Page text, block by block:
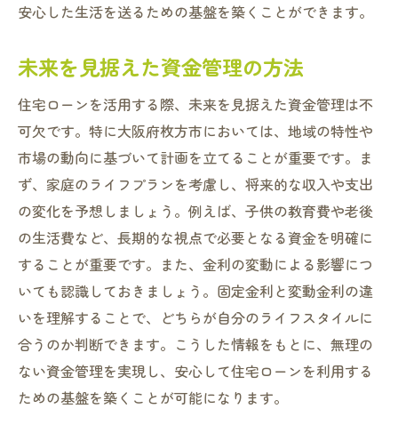
安心した生活を送るための基盤を築くことができます。
未来を見据えた資金管理の方法
住宅ローンを活用する際、未来を見据えた資金管理は不
可欠です。特に大阪府枚方市においては、地域の特性や
市場の動向に基づいて計画を立てることが重要です。ま
ず、家庭のライフプランを考慮し、将来的な収入や支出
の変化を予想しましょう。例えば、子供の教育費や老後
の生活費など、長期的な視点で必要となる資金を明確に
することが重要です。また、金利の変動による影響につ
いても認識しておきましょう。固定金利と変動金利の違
いを理解することで、どちらが自分のライフスタイルに
合うのか判断できます。こうした情報をもとに、無理の
ない資金管理を実現し、安心して住宅ローンを利用する
ための基盤を築くことが可能になります。